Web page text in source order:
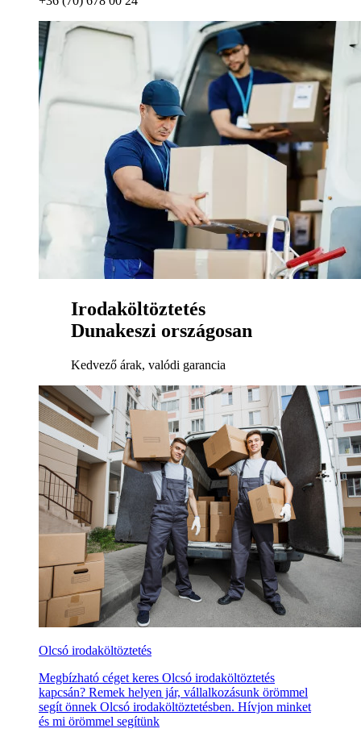
Irodaköltöztetés
Dunakeszi országosan
Kedvező árak, valódi garancia
Olcsó irodaköltöztetés
Megbízható céget keres Olcsó irodaköltöztetés
kapcsán? Remek helyen jár, vállalkozásunk örömmel
segít önnek Olcsó irodaköltöztetésben. Hívjon minket
és mi örömmel segítünk